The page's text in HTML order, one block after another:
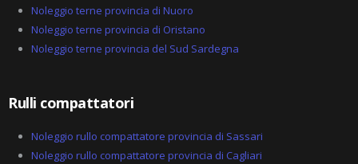
d
-
a
Noleggio terne provincia di Nuoro
Noleggio terne provincia di Oristano
Noleggio terne provincia del Sud Sardegna
Rulli compattatori
Noleggio rullo compattatore provincia di Sassari
Noleggio rullo compattatore provincia di Cagliari